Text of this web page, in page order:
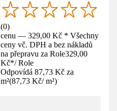
(0)
cenu — 329,00 Kč * Všechny
ceny vč. DPH a bez nákladů
na přepravu za Role329,00
Kč*/ Role
Odpovídá 87,73 Kč za
m²(87,73 Kč/ m²)